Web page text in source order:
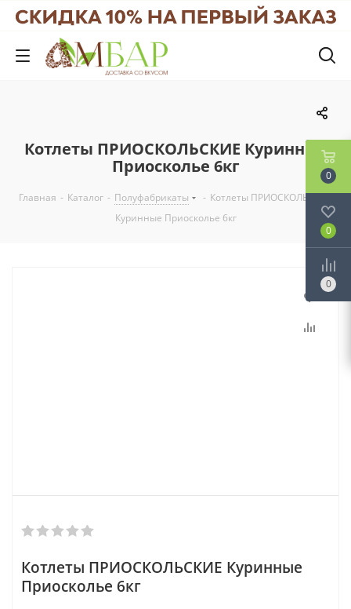
Котлеты ПРИОСКОЛЬСКИЕ Куринные
Приосколье 6кг
Главная - Каталог - Полуфабрикаты - Котлеты ПРИОСКОЛЬСКИЕ
Куринные Приосколье 6кг
Котлеты ПРИОСКОЛЬСКИЕ Куринные
Приосколье 6кг
0
0
0